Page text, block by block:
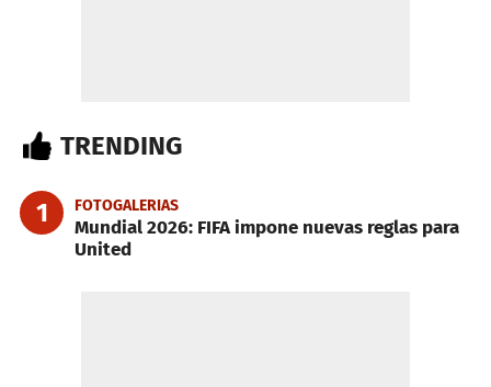
TRENDING
1 FOTOGALERIAS
Mundial 2026: FIFA impone nuevas reglas para
United